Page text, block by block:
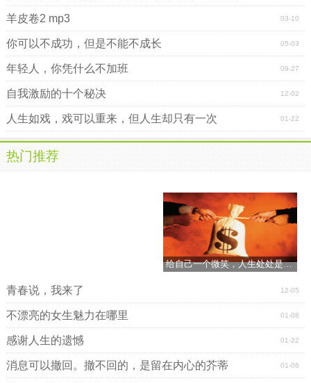
03-10
羊皮卷2 mp3
05-03
你可以不成功，但是不能不成长
09-27
年轻人，你凭什么不加班
12-02
自我激励的十个秘决
01-22
人生如戏，戏可以重来，但人生却只有一次
热门推荐
给自己一个微笑，人生处处是阳光
12-05
青春说，我来了
01-08
不漂亮的女生魅力在哪里
01-22
感谢人生的遗憾
01-06
消息可以撤回。撤不回的，是留在内心的芥蒂